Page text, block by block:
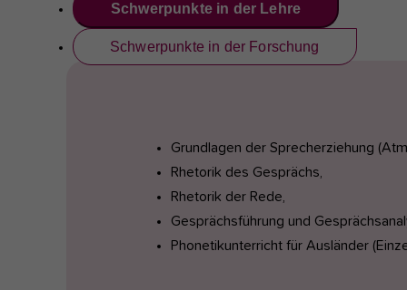
Schwerpunkte in der Lehre
Schwerpunkte in der Forschung
Grundlagen der Sprecherziehung
Rhetorik des Gesprächs,
Rhetorik der Rede,
Gesprächsführung und
Phonetikunterricht für Ausländer